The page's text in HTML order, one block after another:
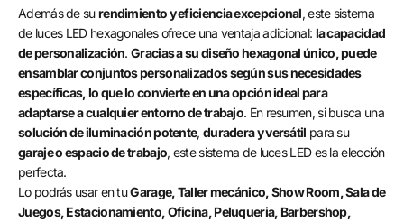
Además de surendimiento y eficiencia excepcional, este sistema
de luces LED hexagonales ofrece una ventaja adicional: la capacidad
de personalización.Gracias a su diseño hexagonal único, puede
ensamblar conjuntos personalizados según sus necesidades
específicas, lo que lo convierte en una opción ideal para
adaptarse a cualquier entorno de trabajo. En resumen, si busca una
solución de iluminación potente, duradera y versátil para su
garaje o espacio de trabajo, este sistema de luces LED es la elección
perfecta.
Lo podrás usar en tuGarage, Taller mecánico, Show Room, Sala de
Juegos, Estacionamiento, Oficina, Peluqueria, Barbershop,